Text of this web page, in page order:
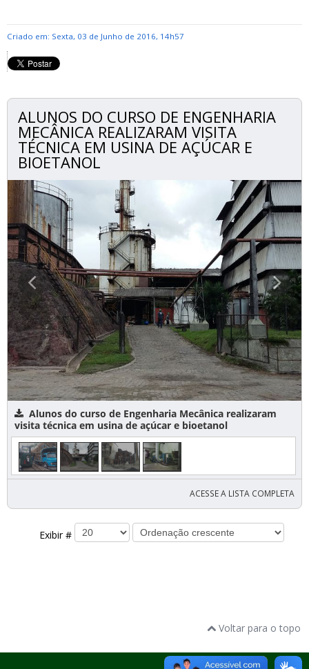
Criado em: Sexta, 03 de Junho de 2016, 14h57
ALUNOS DO CURSO DE ENGENHARIA
MECÂNICA REALIZARAM VISITA
TÉCNICA EM USINA DE AÇÚCAR E
BIOETANOL
Alunos do curso de Engenharia Mecânica realizaram
visita técnica em usina de açúcar e bioetanol
ACESSE A LISTA COMPLETA
Exibir #
Voltar para o topo